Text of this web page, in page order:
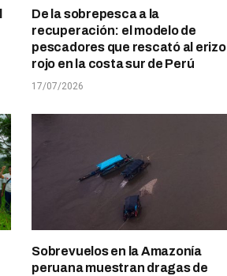
De la sobrepesca a la
recuperación: el modelo de
pescadores que rescató al erizo
rojo en la costa sur de Perú
17/07/2026
Sobrevuelos en la Amazonía
peruana muestran dragas de